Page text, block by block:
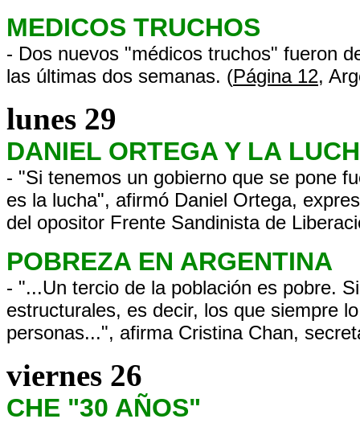
MEDICOS TRUCHOS
- Dos nuevos "médicos truchos" fueron
las últimas dos semanas. (Página 12,
lunes 29
DANIEL ORTEGA Y LA
- "Si tenemos un gobierno que se pone
es la lucha", afirmó Daniel Ortega,
del opositor Frente Sandinista de
POBREZA EN ARGENTINA
- "...Un tercio de la población es pobre.
estructurales, es decir, los que siempre
personas...", afirma Cristina Chan,
viernes 26
CHE "30 AÑOS"